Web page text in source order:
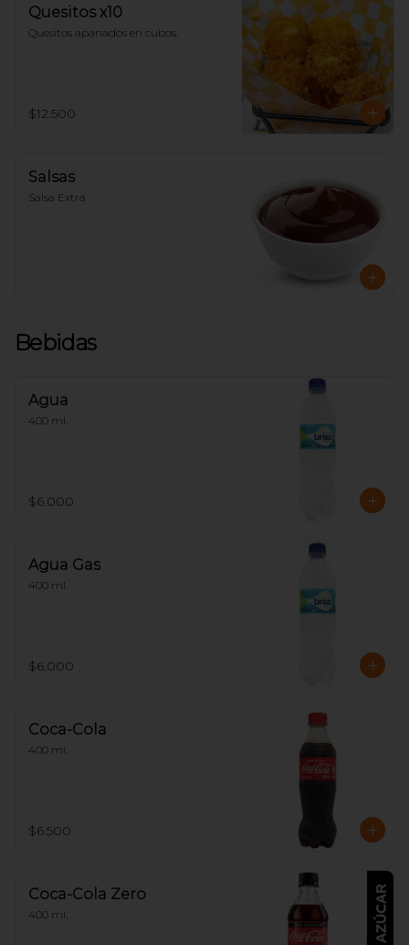
Quesitos x10
Quesitos apanados en cubos.
$12.500
Salsas
Salsa Extra
Bebidas
Agua
400 ml.
$6.000
Agua Gas
400 ml.
$6.000
Coca-Cola
400 ml.
$6.500
Coca-Cola Zero
400 ml.